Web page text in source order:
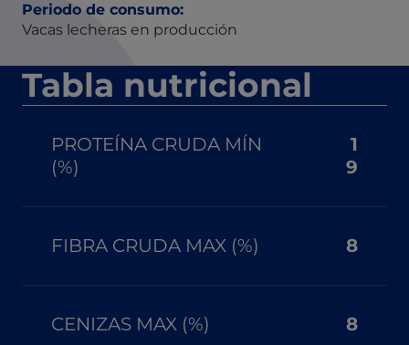
Periodo de consumo:
Vacas lecheras en producción
Tabla nutricional
PROTEÍNA CRUDA MÍN
(%)
1
9
FIBRA CRUDA MAX (%) 8
CENIZAS MAX (%) 8